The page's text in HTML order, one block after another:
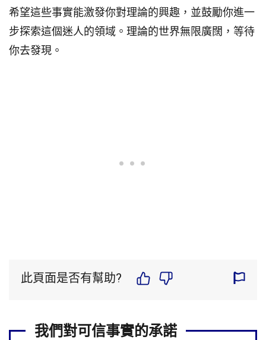
希望這些事實能激發你對理論的興趣，並鼓勵你進一
步探索這個迷人的領域。理論的世界無限廣闊，等待
你去發現。
此頁面是否有幫助?
我們對可信事實的承諾